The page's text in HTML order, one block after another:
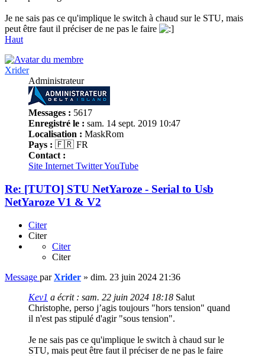
Je ne sais pas ce qu'implique le switch à chaud sur le STU, mais
peut être faut il préciser de ne pas le faire
Haut
Xrider
Administrateur
Messages : 5617
Enregistré le : sam. 14 sept. 2019 10:47
Localisation : MaskRom
Pays : 🇫🇷 FR
Contact :
Site Internet TwitterYouTube
Re: [TUTO] STU NetYaroze - Serial to Usb
NetYaroze V1 & V2
Citer
Citer
Citer
Citer
Message parXrider » dim. 23 juin 2024 21:36
Kev1 a écrit : sam. 22 juin 2024 18:18 Salut
Christophe, perso j’agis toujours "hors tension" quand
il n'est pas stipulé d'agir "sous tension".
Je ne sais pas ce qu'implique le switch à chaud sur le
STU, mais peut être faut il préciser de ne pas le faire